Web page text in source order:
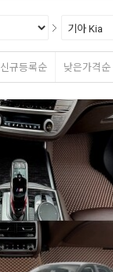
신규등록순 낮은가격순